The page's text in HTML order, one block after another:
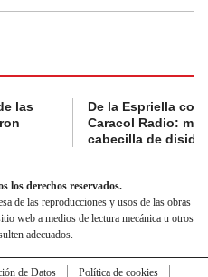
las
De la Espriella
Caracol Radio:
cabecilla de
los derechos reservados.
de las reproducciones y usos de las obras
web a medios de lectura mecánica u otros
adecuados.
de Datos
Política de cookies